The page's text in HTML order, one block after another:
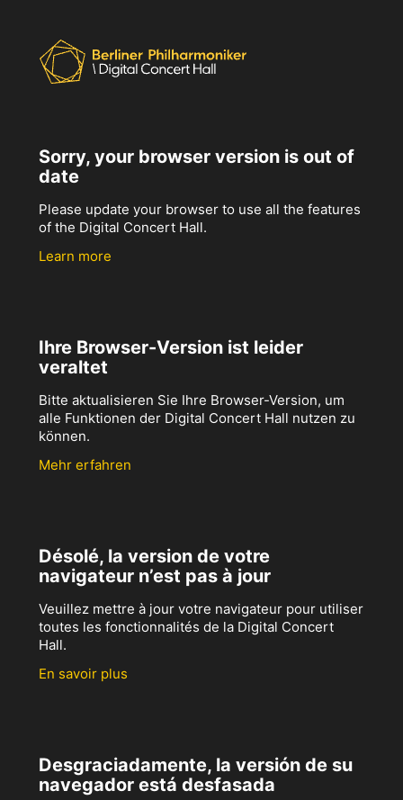
Sorry, your browser version is out of
date
Please update your browser to use all the features
of the Digital Concert Hall.
Learn more
Ihre Browser-Version ist leider
veraltet
Bitte aktualisieren Sie Ihre Browser-Version, um
alle Funktionen der Digital Concert Hall nutzen zu
können.
Mehr erfahren
Désolé, la version de votre
navigateur n’est pas à jour
Veuillez mettre à jour votre navigateur pour utiliser
toutes les fonctionnalités de la Digital Concert
Hall.
En savoir plus
Desgraciadamente, la versión de su
navegador está desfasada